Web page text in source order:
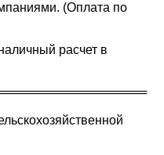
(Оплата по
расчет в